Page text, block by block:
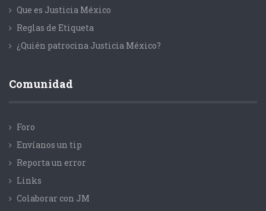
Que es Justicia México
Reglas de Etiqueta
¿Quién patrocina Justicia México?
Comunidad
Foro
Envíanos un tip
Reporta un error
Links
Colaborar con JM